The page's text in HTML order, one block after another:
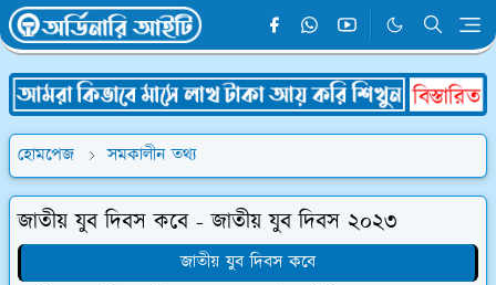
হোমপেজ সমকালীন তথ্য
জাতীয় যুব দিবস কবে - জাতীয় যুব দিবস ২০২৩
জাতীয় যুব দিবস কবে